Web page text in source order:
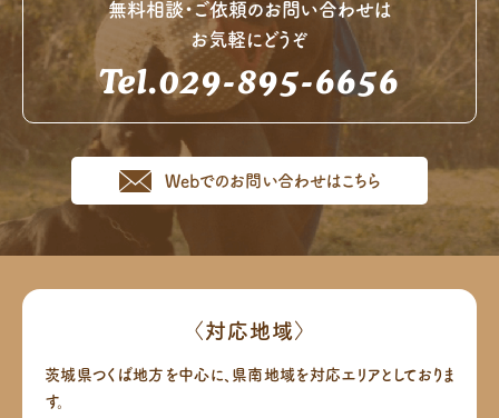
無料相談・ご依頼のお問い合わせは
お気軽にどうぞ
Tel.029-895-6656
Webでのお問い合わせはこちら
〈対応地域〉
茨城県つくば地方を中心に、県南地域を対応エリアとしておりま
す。